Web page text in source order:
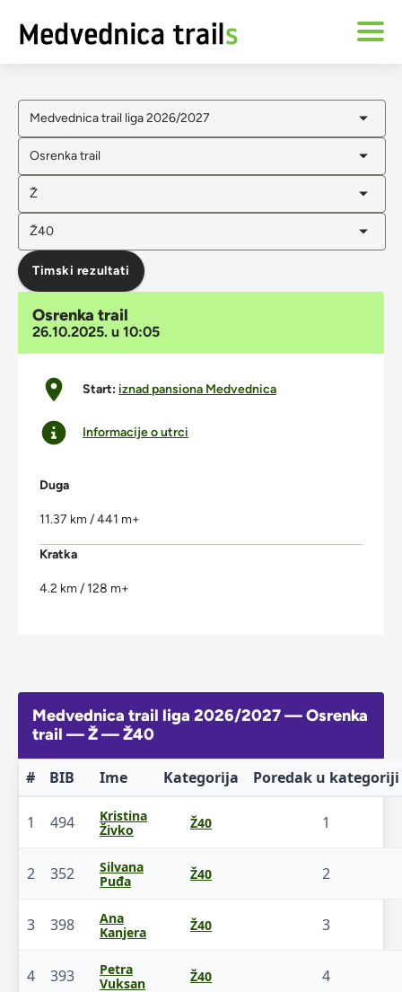
Medvednica trail liga 2026/2027
Osrenka trail
Ž
Ž40
Timski rezultati
Osrenka trail
26.10.2025. u 10:05
Start: iznad pansiona Medvednica
Informacije o utrci
Duga
11.37 km / 441 m+
Kratka
4.2 km / 128 m+
Medvednica trail liga 2026/2027 — Osrenka
trail — Ž — Ž40
# BIB Ime Kategorija Poredak u kategoriji
1 494
Kristina
Živko
Ž40 1
2 352
Silvana
Puđa
Ž40 2
3 398
Ana
Kanjera
Ž40 3
4 393
Petra
Vuksan
Ž40 4